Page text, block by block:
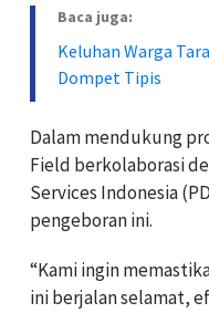
Baca juga:
Keluhan Warga
Dompet Tipis
Dalam mendukung
Field berkolaborasi
Services Indonesia
pengeboran ini.
“Kami ingin
ini berjalan selamat,